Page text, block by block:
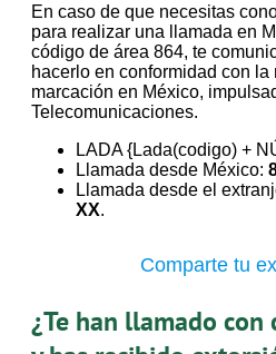
En caso de que necesitas
para realizar una llamada en
código de área 864, te
hacerlo en conformidad con
marcación en México,
Telecomunicaciones.
LADA {Lada(codigo) +
Llamada desde México:
Llamada desde el
XX.
Comparte tu
¿Te han llamado con